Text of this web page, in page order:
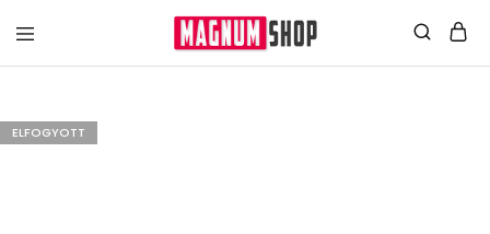
ELFOGYOTT